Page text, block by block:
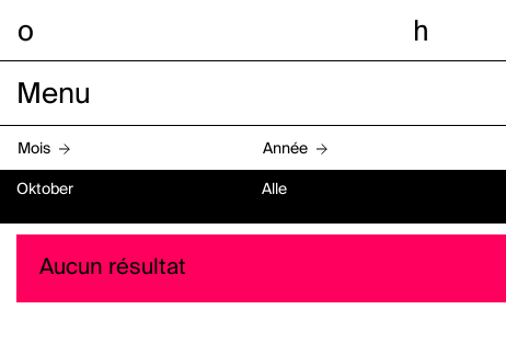
o h
Menu
Mois Année
Oktober Alle
Aucun résultat